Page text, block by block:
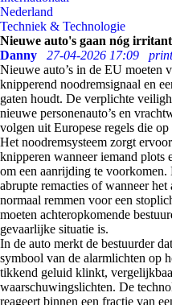
Nederland
Techniek & Technologie
Nieuwe auto's gaan nóg
Danny
27-04-2026 17:09
print
Nieuwe auto’s in de EU moeten
knipperend noodremsignaal en
gaten houdt. De verplichte
nieuwe personenauto’s en
volgen uit Europese regels die
Het noodremsysteem zorgt
knipperen wanneer iemand plots
om een aanrijding te
abrupte remacties of wanneer
normaal remmen voor een
moeten achteropkomende
gevaarlijke situatie is.
In de auto merkt de bestuurder
symbool van de alarmlichten op
tikkend geluid klinkt,
waarschuwingslichten. De
reageert binnen een fractie van